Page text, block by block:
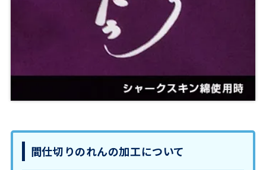
間仕切りのれんの加工について